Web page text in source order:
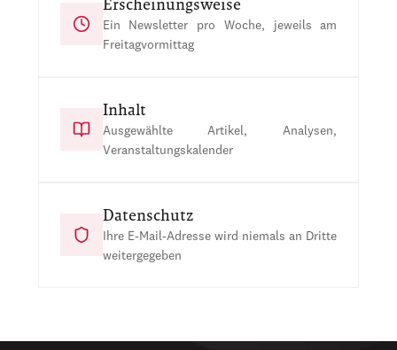
Erscheinungsweise
Ein Newsletter pro Woche, jeweils am
Freitagvormittag
Inhalt
Ausgewählte Artikel, Analysen,
Veranstaltungskalender
Datenschutz
Ihre E-Mail-Adresse wird niemals an Dritte
weitergegeben